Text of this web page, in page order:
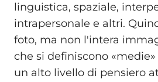
linguistica, spaziale,
intrapersonale e altri.
foto, ma non l'intera
che si definiscono
un alto livello di pensiero